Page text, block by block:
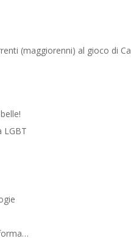
(maggiorenni) al gioco di
LGBT